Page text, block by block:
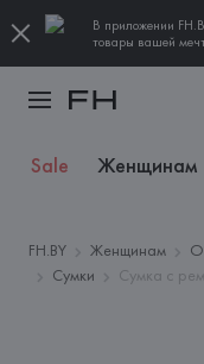
В приложении
товары вашей
Sale Женщинам
FH.BY Женщинам
Сумки
Сумка с